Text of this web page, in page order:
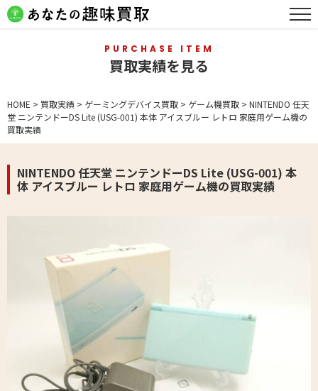
PURCHASE ITEM
買取実績を見る
HOME > 買取実績 > ゲーミングデバイス買取 > ゲーム機買取 > NINTENDO 任天
堂 ニンテンドーDS Lite (USG-001) 本体 アイスブルー レトロ 家庭用ゲーム機の
買取実績
NINTENDO 任天堂 ニンテンドーDS Lite (USG-001) 本
体 アイスブルー レトロ 家庭用ゲーム機の買取実績